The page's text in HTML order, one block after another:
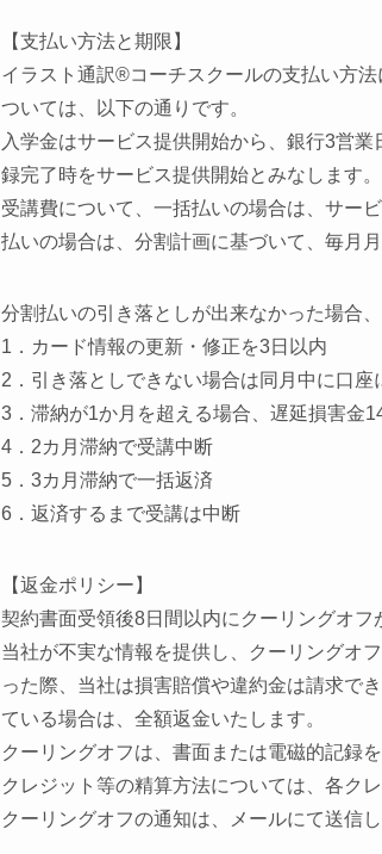
【支払い方法と期限】
イラスト通訳®︎コーチスクールの支払い方
ついては、以下の通りです。
入学金はサービス提供開始から、銀行3営業
録完了時をサービス提供開始とみなします。
受講費について、一括払いの場合は、サー
払いの場合は、分割計画に基づいて、毎月
分割払いの引き落としが出来なかった場合
1．カード情報の更新・修正を3日以内
2．引き落としできない場合は同月中に口座
3．滞納が1か月を超える場合、遅延損害金
4．2カ月滞納で受講中断
5．3カ月滞納で一括返済
6．返済するまで受講は中断
【返金ポリシー】
契約書面受領後8日間以内にクーリングオフ
当社が不実な情報を提供し、クーリングオ
った際、当社は損害賠償や違約金は請求で
ている場合は、全額返金いたします。
クーリングオフは、書面または電磁的記録
クレジット等の精算方法については、各ク
クーリングオフの通知は、メールにて送信し